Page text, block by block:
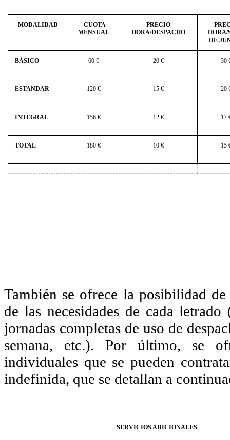
MODALIDAD
CUOTA
MENSUAL
PRECIO
HORA/DESPACHO
HORA/
DE
BÁSICO 60 € 20 € 30
ESTANDAR 120 € 15 € 20
INTEGRAL 156 € 12 € 17
TOTAL 180 € 10 € 15
También se ofrece la posibilidad
de las necesidades de cada
jornadas completas de uso de
semana, etc.). Por último, se
individuales que se pueden
indefinida, que se detallan a
SERVICIOS ADICIONALES